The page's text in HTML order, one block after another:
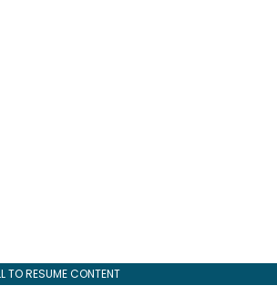
TO RESUME CONTENT